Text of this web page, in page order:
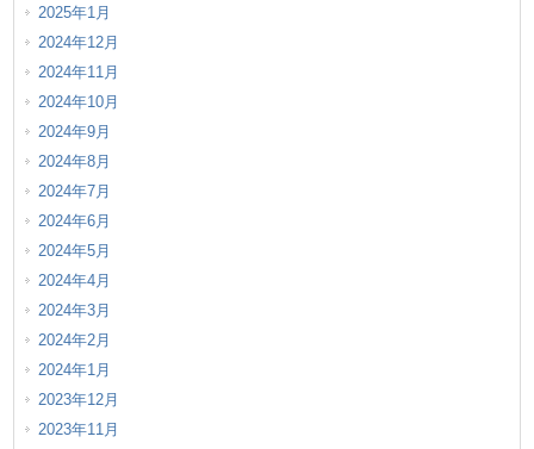
2025年1月
2024年12月
2024年11月
2024年10月
2024年9月
2024年8月
2024年7月
2024年6月
2024年5月
2024年4月
2024年3月
2024年2月
2024年1月
2023年12月
2023年11月